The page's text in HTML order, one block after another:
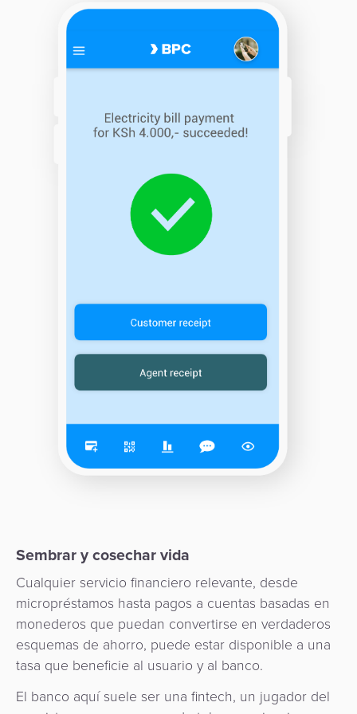
Sembrar y cosechar vida
Cualquier servicio financiero relevante, desde
micropréstamos hasta pagos a cuentas basadas en
monederos que puedan convertirse en verdaderos
esquemas de ahorro, puede estar disponible a una
tasa que beneficie al usuario y al banco.
El banco aquí suele ser una fintech, un jugador del